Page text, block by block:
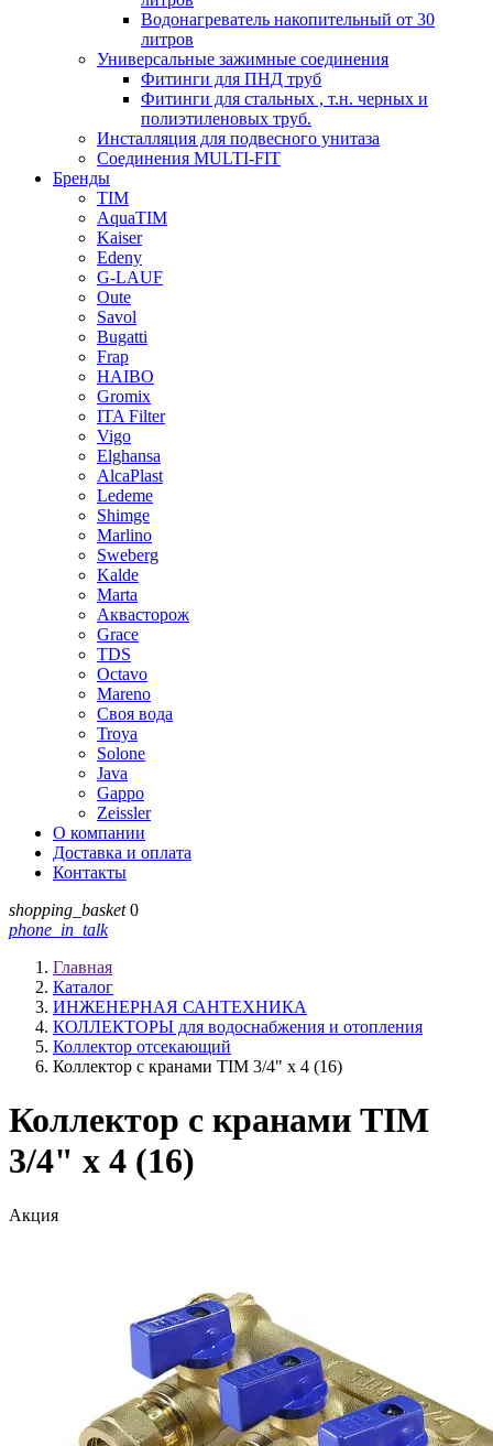
Водонагреватель накопительный от 30
литров
Универсальные зажимные соединения
Фитинги для ПНД труб
Фитинги для стальных , т.н. черных и
полиэтиленовых труб.
Инсталляция для подвесного унитаза
Соединения MULTI-FIT
Бренды
TIM
AquaTIM
Kaiser
Edeny
G-LAUF
Oute
Savol
Bugatti
Frap
HAIBO
Gromix
ITA Filter
Vigo
Elghansa
AlcaPlast
Ledeme
Shimge
Marlino
Sweberg
Kalde
Marta
Аквасторож
Grace
TDS
Octavo
Mareno
Своя вода
Troya
Solone
Java
Gappo
Zeissler
О компании
Доставка и оплата
Контакты
shopping_basket 0
phone_in_talk
Главная
Каталог
ИНЖЕНЕРНАЯ САНТЕХНИКА
КОЛЛЕКТОРЫ для водоснабжения и отопления
Коллектор отсекающий
Коллектор с кранами TIM 3/4" х 4 (16)
Коллектор с кранами TIM
3/4" х 4 (16)
Акция